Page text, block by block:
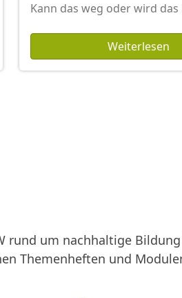
rund um nachhaltige
Themenheften und
Kann das weg oder wird das
Weiterlesen